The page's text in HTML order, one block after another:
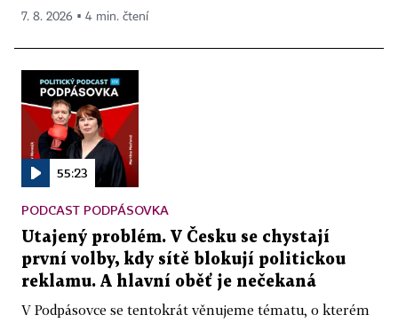
7. 8. 2026 ▪ 4 min. čtení
55:23
PODCAST PODPÁSOVKA
Utajený problém. V Česku se chystají
první volby, kdy sítě blokují politickou
reklamu. A hlavní oběť je nečekaná
V Podpásovce se tentokrát věnujeme tématu, o kterém